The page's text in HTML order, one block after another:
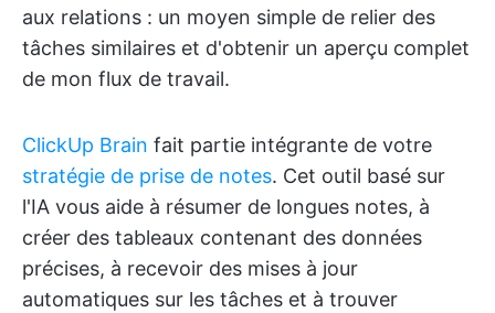
aux relations : un moyen simple de relier des
tâches similaires et d'obtenir un aperçu complet
de mon flux de travail.
ClickUp Brain fait partie intégrante de votre
stratégie de prise de notes. Cet outil basé sur
l'IA vous aide à résumer de longues notes, à
créer des tableaux contenant des données
précises, à recevoir des mises à jour
automatiques sur les tâches et à trouver